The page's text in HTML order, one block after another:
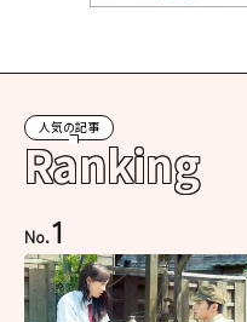
人気の記事
Ranking
No.1